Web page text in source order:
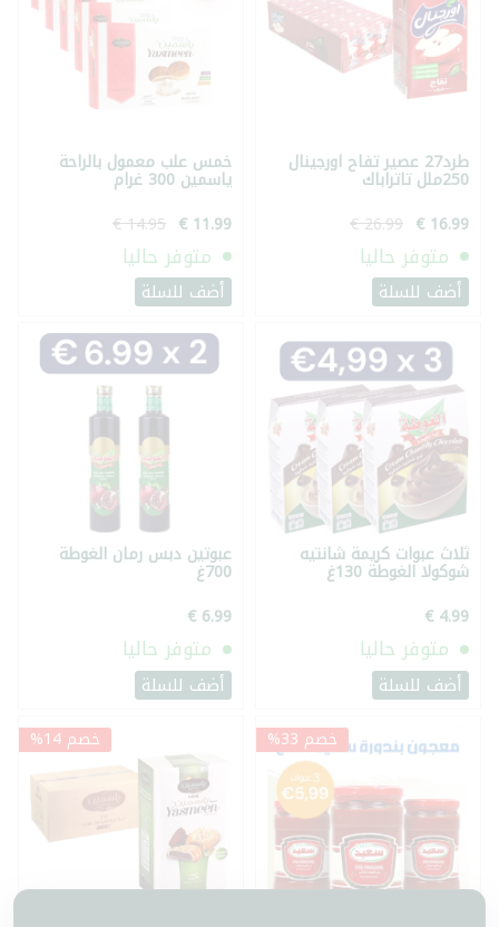
طرد27 عصير تفاح اورجينال
250ملل تاتراباك
متوفر حاليا
أضف للسلة
خمس علب معمول بالراحة
ياسمين 300 غرام
متوفر حاليا
أضف للسلة
ثلاث عبوات كريمة شانتيه
شوكولا الغوطة 130غ
متوفر حاليا
أضف للسلة
عبوتين دبس رمان الغوطة
700غ
متوفر حاليا
أضف للسلة
خصم 33% خصم 14%